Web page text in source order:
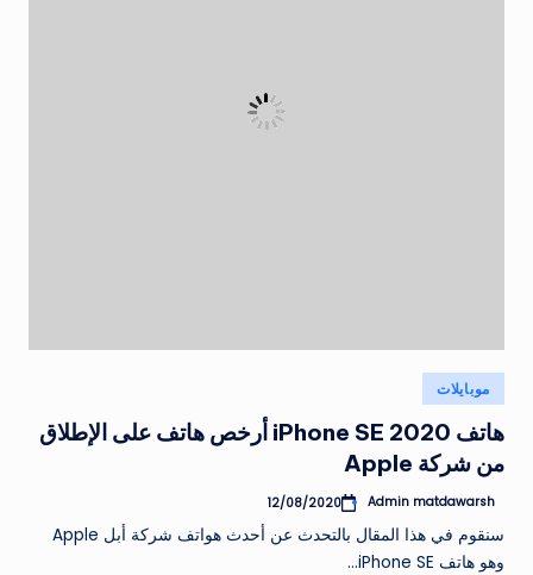
نُشر
في
موبايلات
هاتف iPhone SE 2020 أرخص هاتف على الإطلاق
من شركة Apple
تمّ
بواسطة
Admin matdawarsh
12/08/2020
سنقوم في هذا المقال بالتحدث عن أحدث هواتف شركة أبل Apple
وهو هاتف iPhone SE…